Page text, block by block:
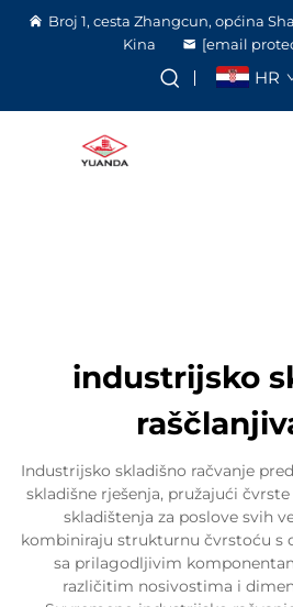
Broj 1, cesta Zhangcun, općina
Kina
[email
HR
industrijsko
Industrijsko skladišno račvanje
skladišne rješenja, pružajući
skladištenja za poslove svih
kombiniraju strukturnu čvrstoću s
sa prilagodljivim
različitim nosivostima i